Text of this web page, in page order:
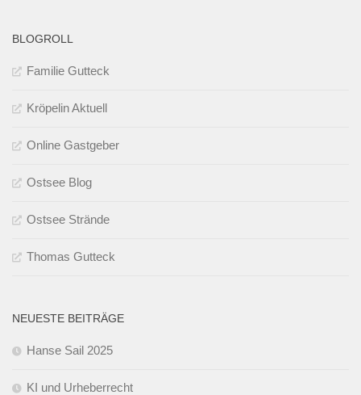
BLOGROLL
Familie Gutteck
Kröpelin Aktuell
Online Gastgeber
Ostsee Blog
Ostsee Strände
Thomas Gutteck
NEUESTE BEITRÄGE
Hanse Sail 2025
KI und Urheberrecht